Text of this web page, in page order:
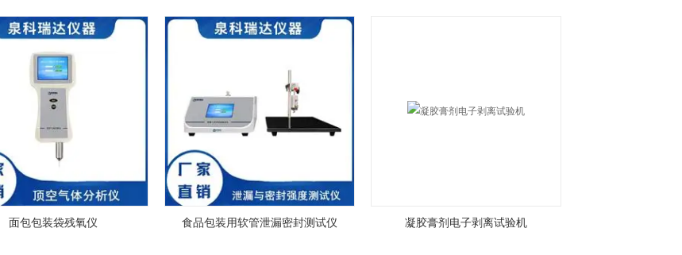
面包包装袋残氧仪 食品包装用软管泄漏密封测试仪 凝胶膏剂电子剥离试验机